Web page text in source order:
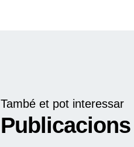
També et pot interessar